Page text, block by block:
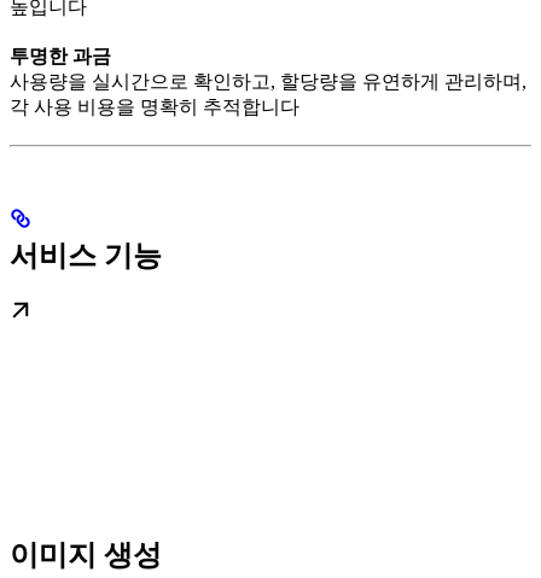
높입니다
투명한 과금
사용량을 실시간으로 확인하고, 할당량을 유연하게 관리하며,
각 사용 비용을 명확히 추적합니다
서비스 기능
이미지 생성